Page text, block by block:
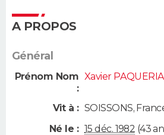
A PROPOS
Général
Prénom Nom
:
Xavier
Vit à : SOISSONS,
Né le : 15 déc. 1982 (43